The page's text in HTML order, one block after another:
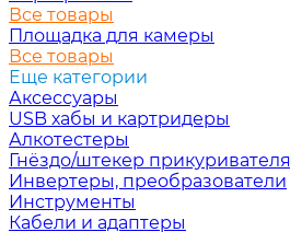
Все товары
Площадка для камеры
Все товары
Еще категории
Аксессуары
USB хабы и картридеры
Алкотестеры
Гнёздо/штекер прикуривателя
Инвертеры, преобразователи
Инструменты
Кабели и адаптеры